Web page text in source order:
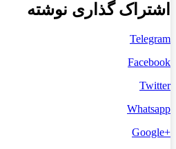
اشتراک گذاری نوشته
Telegram
Facebook
Twitter
Whatsapp
+Google